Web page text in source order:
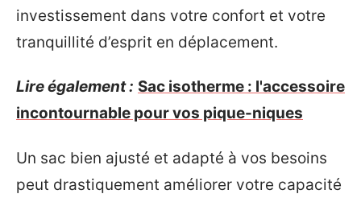
investissement dans votre confort et votre
tranquillité d’esprit en déplacement.
Lire également : Sac isotherme : l'accessoire
incontournable pour vos pique-niques
Un sac bien ajusté et adapté à vos besoins
peut drastiquement améliorer votre capacité